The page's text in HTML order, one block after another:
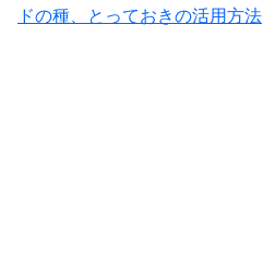
ドの種、とっておきの活用方法